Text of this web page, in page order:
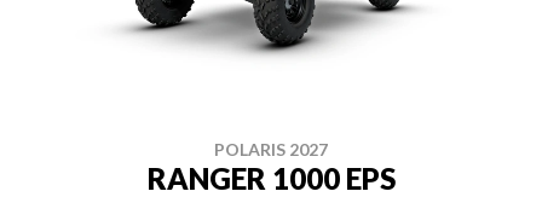
POLARIS 2027
RANGER 1000 EPS